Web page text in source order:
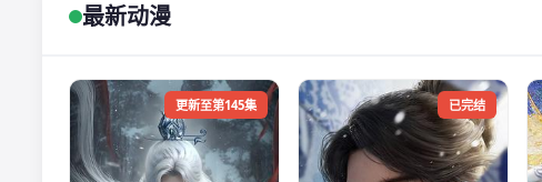
最新动漫
更新至第145集 已完结